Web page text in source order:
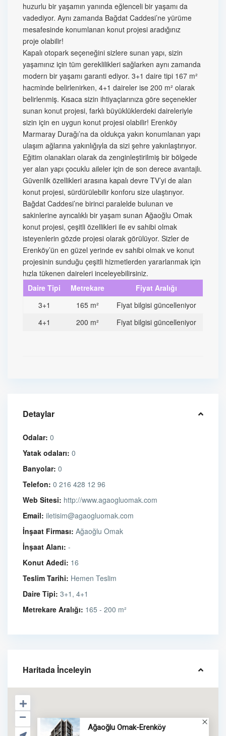
huzurlu bir yaşamın yanında eğlenceli bir yaşamı da
vadediyor. Aynı zamanda Bağdat Caddesi’ne yürüme
mesafesinde konumlanan konut projesi aradığınız
proje olabilir!
Kapalı otopark seçeneğini sizlere sunan yapı, sizin
yaşamınız için tüm gereklilikleri sağlarken aynı zamanda
modern bir yaşamı garanti ediyor. 3+1 daire tipi 167 m²
hacminde belirlenirken, 4+1 daireler ise 200 m² olarak
belirlenmiş. Kısaca sizin ihtiyaçlarınıza göre seçenekler
sunan konut projesi, farklı büyüklüklerdeki daireleriyle
sizin için en uygun konut projesi olabilir! Erenköy
Marmaray Durağı’na da oldukça yakın konumlanan yapı
ulaşım ağlarına yakınlığıyla da sizi şehre yakınlaştırıyor.
Eğitim olanakları olarak da zenginleştirilmiş bir bölgede
yer alan yapı çocuklu aileler için de son derece avantajlı.
Güvenlik özellikleri arasına kapalı devre TV’yi de alan
konut projesi, sürdürülebilir konforu size ulaştırıyor.
Bağdat Caddesi’ne birinci paralelde bulunan ve
sakinlerine ayrıcalıklı bir yaşam sunan Ağaoğlu Omak
konut projesi, çeşitli özellikleri ile ev sahibi olmak
isteyenlerin gözde projesi olarak görülüyor. Sizler de
Erenköy’ün en güzel yerinde ev sahibi olmak ve konut
projesinin sunduğu çeşitli hizmetlerden yararlanmak için
hızla tükenen daireleri inceleyebilirsiniz.
Daire Tipi
Metrekare
Fiyat Aralığı
3+1
165 m²
Fiyat bilgisi güncelleniyor
4+1
200 m² Fiyat bilgisi güncelleniyor
Detaylar
Odalar: 0
Yatak odaları: 0
Banyolar: 0
Telefon: 0 216 428 12 96
Web Sitesi: http://www.agaogluomak.com
Email: iletisim@agaogluomak.com
İnşaat Firması: Ağaoğlu Omak
İnşaat Alanı: -
Konut Adedi: 16
Teslim Tarihi: Hemen Teslim
Daire Tipi: 3+1, 4+1
Metrekare Aralığı: 165 - 200 m²
Haritada İnceleyin
Ağaoğlu Omak-Erenköy